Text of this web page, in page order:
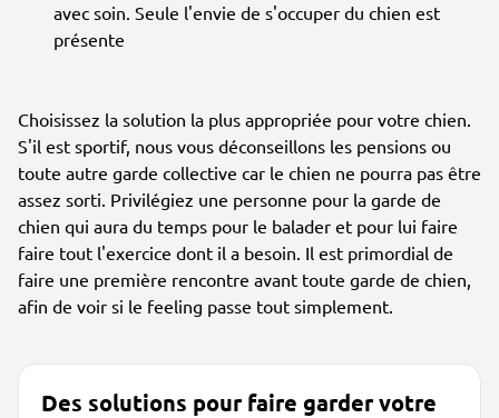
avec soin. Seule l'envie de s'occuper du chien est
présente
Choisissez la solution la plus appropriée pour votre chien.
S'il est sportif, nous vous déconseillons les pensions ou
toute autre garde collective car le chien ne pourra pas être
assez sorti. Privilégiez une personne pour la garde de
chien qui aura du temps pour le balader et pour lui faire
faire tout l'exercice dont il a besoin. Il est primordial de
faire une première rencontre avant toute garde de chien,
afin de voir si le feeling passe tout simplement.
Des solutions pour faire garder votre